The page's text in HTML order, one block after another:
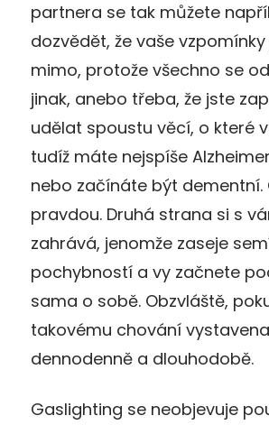
partnera se tak můžete
dozvědět, že vaše
mimo, protože všechno se
jinak, anebo třeba, že jste
udělat spoustu věcí, o které
tudíž máte nejspíše
nebo začínáte být dementní.
pravdou. Druhá strana si s
zahrává, jenomže zaseje
pochybností a vy začnete
sama o sobě. Obzvláště,
takovému chování vystavena
dennodenně a dlouhodobě.
Gaslighting se neobjevuje